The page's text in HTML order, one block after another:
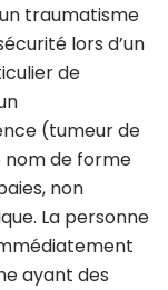
traumatisme
lors d’un
de
(tumeur de
nom de forme
non
La personne
ayant des